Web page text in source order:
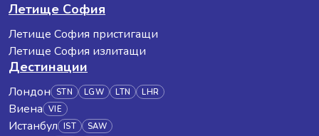
Летище София
Летище София пристигащи
Летище София излитащи
Дестинации
Лондон STN LGW LTN LHR
Виена VIE
Истанбул IST SAW